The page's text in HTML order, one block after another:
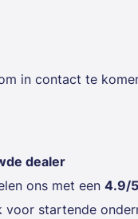
in contact te
dealer
ons met een 4.9/5
voor startende